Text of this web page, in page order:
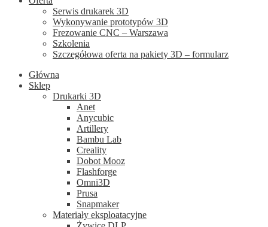
Serwis drukarek 3D
Wykonywanie prototypów 3D
Frezowanie CNC – Warszawa
Szkolenia
Szczegółowa oferta na pakiety 3D – formularz
Główna
Sklep
Drukarki 3D
Anet
Anycubic
Artillery
Bambu Lab
Creality
Dobot Mooz
Flashforge
Omni3D
Prusa
Snapmaker
Materiały eksploatacyjne